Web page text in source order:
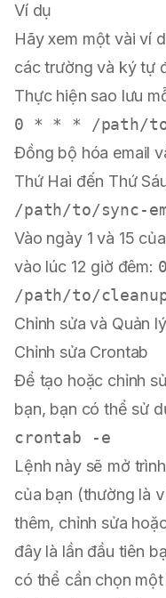
Ví dụ
Hãy xem một vài ví
các trường và ký tự
Thực hiện sao lưu
0 * * * /path/
Đồng bộ hóa email
Thứ Hai đến Thứ
/path/to/sync-
Vào ngày 1 và 15
vào lúc 12 giờ đêm:
/path/to/
Chỉnh sửa và Quản
Chỉnh sửa Crontab
Để tạo hoặc chỉnh
bạn, bạn có thể sử
Lệnh này sẽ mở
của bạn (thường là
thêm, chỉnh sửa
đây là lần đầu tiên
có thể cần chọn